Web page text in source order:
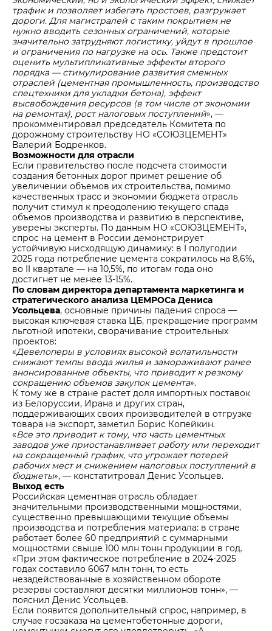
трафик и позволяет избегать простоев, разгружает
дороги. Для магистралей с таким покрытием не
нужно вводить сезонных ограничений, которые
значительно затрудняют логистику, уйдут в прошлое
и ограничения по нагрузке на ось. Также предстоит
оценить мультипликативные эффекты второго
порядка — стимулирование развития смежных
отраслей (цементная промышленность, производство
спецтехники для укладки бетона), эффект
высвобождения ресурсов (в том числе от экономии
на ремонтах), рост налоговых поступлений», —
прокомментировал председатель Комитета по
дорожному строительству НО «СОЮЗЦЕМЕНТ»
Валерий Бодренков.
Возможности для отрасли
Если правительство после подсчета стоимости
создания бетонных дорог примет решение об
увеличении объемов их строительства, помимо
качественных трасс и экономии бюджета отрасль
получит стимул к преодолению текущего спада
объемов производства и развитию в перспективе,
уверены эксперты. По данным НО «СОЮЗЦЕМЕНТ»,
спрос на цемент в России демонстрирует
устойчивую нисходящую динамику: в I полугодии
2025 года потребление цемента сократилось на 8,6%,
во II квартале — на 10,5%, по итогам года оно
достигнет не менее 13-15%.
По словам директора департамента маркетинга и
стратегического анализа ЦЕМРОСа Дениса
Усольцева, основные причины падения спроса —
высокая ключевая ставка ЦБ, прекращение программ
льготной ипотеки, сворачивание строительных
проектов:
«Девелоперы в условиях высокой волатильности
снижают темпы ввода жилья и замораживают ранее
анонсированные объекты, что приводит к резкому
сокращению объемов закупок цемента».
К тому же в стране растет доля импортных поставок
из Белоруссии, Ирана и других стран,
поддерживающих своих производителей в отгрузке
товара на экспорт, заметил Борис Копейкин.
«Все это приводит к тому, что часть цементных
заводов уже приостанавливает работу или переходит
на сокращенный график, что угрожает потерей
рабочих мест и снижением налоговых поступлений в
бюджеты», — констатитровал Денис Усольцев.
Выход есть
Российская цементная отрасль обладает
значительными производственными мощностями,
существенно превышающими текущие объемы
производства и потребления материала: в стране
работает более 60 предприятий с суммарными
мощностями свыше 100 млн тонн продукции в год.
«При этом фактическое потребление в 2024-2025
годах составило 6067 млн тонн, то есть
незадействованные в хозяйственном обороте
резервы составляют десятки миллионов тонн», —
пояснил Денис Усольцев.
Если появится дополнительный спрос, например, в
случае госзаказа на цементобетонные дороги,